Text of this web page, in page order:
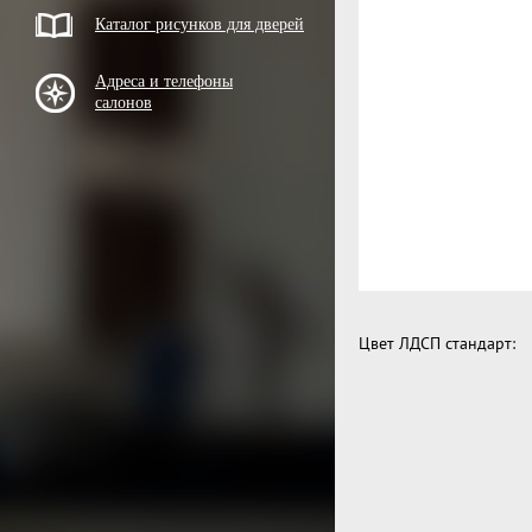
Каталог рисунков для дверей
Адреса и телефоны
салонов
Цвет ЛДСП стандарт: